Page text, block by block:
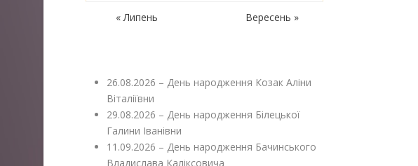
« Липень Вересень »
26.08.2026 – День народження Козак Аліни
Віталіївни
29.08.2026 – День народження Білецької
Галини Іванівни
11.09.2026 – День народження Бачинського
Владислава Каліксовича